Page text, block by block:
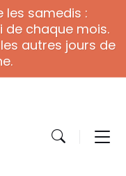
les samedis :
de chaque mois.
autres jours de